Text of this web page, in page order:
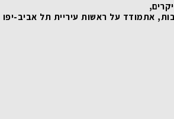
אתמודד על ראשות עיריית תל אביב-יפו